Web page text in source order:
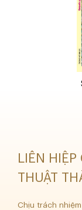
LIÊN
THUẬT
Chịu trách